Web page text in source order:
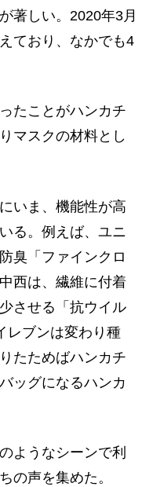
著しい。2020年3月
ており、なかでも4
たことがハンカチ
マスクの材料とし
いま、機能性が高
る。例えば、ユニ
臭「ファインクロ
西は、繊維に付着
させる「抗ウイル
レブンは変わり種
たためばハンカチ
ッグになるハンカ
ようなシーンで利
の声を集めた。